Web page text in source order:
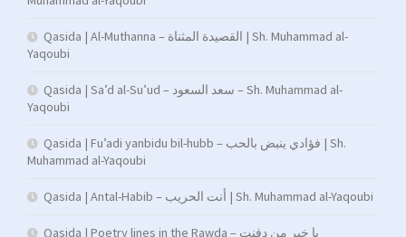
Qasida | Al-Muthanna – القصيدة المثناة | Sh. Muhammad al-
Yaqoubi
Qasida | Sa’d al-Su’ud – سعد السعود – Sh. Muhammad al-
Yaqoubi
Qasida | Fu’adi yanbidu bil-hubb – فؤادي ينبض بالحب | Sh.
Muhammad al-Yaqoubi
Qasida | Antal-Habib – أنت الحريب | Sh. Muhammad al-Yaqoubi
Qasida | Poetry lines in the Rawda – يا خير من دفنت